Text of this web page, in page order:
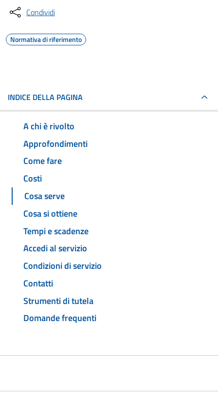
Condividi
Normativa di riferimento
INDICE DELLA PAGINA
A chi è rivolto
Approfondimenti
Come fare
Costi
Cosa serve
Cosa si ottiene
Tempi e scadenze
Accedi al servizio
Condizioni di servizio
Contatti
Strumenti di tutela
Domande frequenti